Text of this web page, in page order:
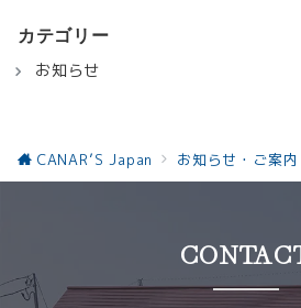
カテゴリー
お知らせ
CANAR’S Japan お知らせ・ご案内｜ランドセ